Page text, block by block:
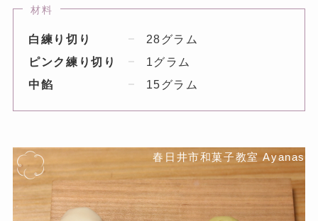
材料
白練り切り
28グラム
ピンク練り切り
1グラム
中餡
15グラム